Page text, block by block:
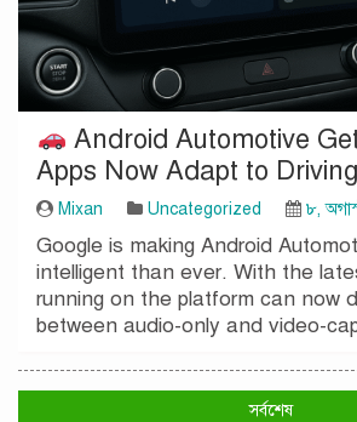
Android Automotive
Apps Now Adapt to
Mixan Uncategorized ৮,
Google is making Android
intelligent than ever. With the
running on the platform can now
between audio-only and video-
সর্বশেষ